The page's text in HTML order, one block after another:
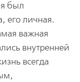
я был
его личная.
важная
внутренней
всегда